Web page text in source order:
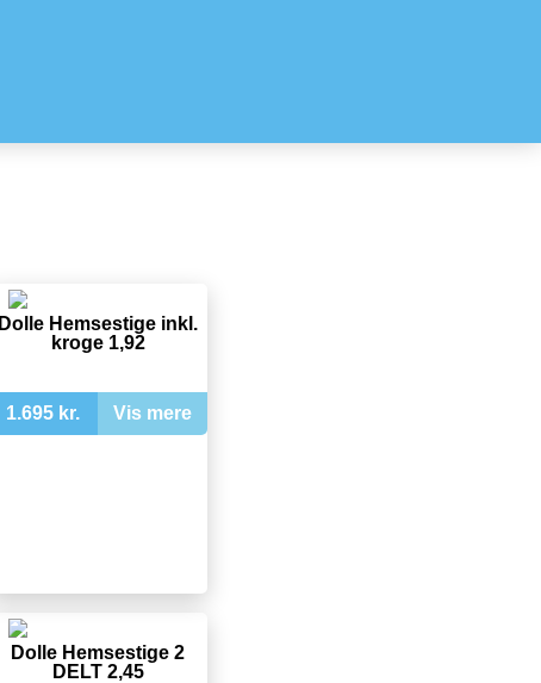
Dolle Hemsestige inkl.
kroge 1,92
1.695 kr. Vis mere
Dolle Hemsestige 2
DELT 2,45